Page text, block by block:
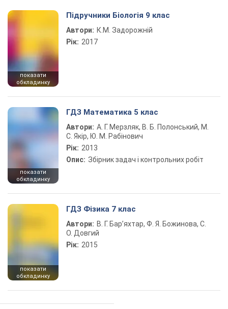
показати
обкладинку
Підручники Біологія 9 клас
Автори: К.М. Задорожній
Рік: 2017
показати
обкладинку
ГДЗ Математика 5 клас
Автори: А. Г. Мерзляк, В. Б. Полонський, М.
С. Якір, Ю. М. Рабінович
Рік: 2013
Опис: Збірник задач і контрольних робіт
показати
обкладинку
ГДЗ Фізика 7 клас
Автори: В. Г. Бар’яхтар, Ф. Я. Божинова, С.
О. Довгий
Рік: 2015